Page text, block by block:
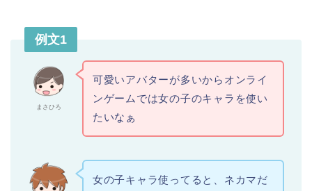
例文1
まさひろ
可愛いアバターが多いからオンライ
ンゲームでは女の子のキャラを使い
たいなぁ
女の子キャラ使ってると、ネカマだ